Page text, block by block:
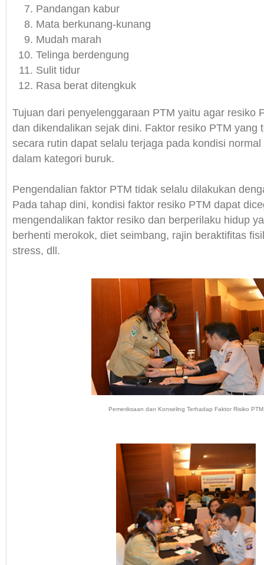
Pandangan kabur
Mata berkunang-kunang
Mudah marah
Telinga berdengung
Sulit tidur
Rasa berat ditengkuk
Tujuan dari penyelenggaraan PTM yaitu agar resiko
dan dikendalikan sejak dini. Faktor resiko PTM yang
secara rutin dapat selalu terjaga pada kondisi
dalam kategori buruk.
Pengendalian faktor PTM tidak selalu dilakukan
Pada tahap dini, kondisi faktor resiko PTM dapat
mengendalikan faktor resiko dan berperilaku hidup
berhenti merokok, diet seimbang, rajin beraktifitas
stress, dll.
Pemeriksaan dan Konseling Terhadap Faktor Risiko PTM